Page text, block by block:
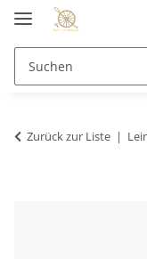
Zurück zur Liste